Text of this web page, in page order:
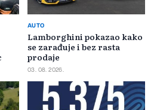
AUTO
Lamborghini pokazao kako
se zarađuje i bez rasta
prodaje
03. 08. 2026.